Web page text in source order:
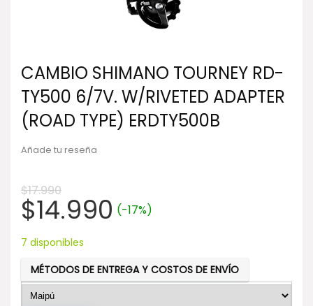
CAMBIO SHIMANO TOURNEY RD-
TY500 6/7V. W/RIVETED ADAPTER
(ROAD TYPE) ERDTY500B
Añade tu reseña
$17.990
El
precio
original
era:
$17.990.
$14.990El
es:
$14.990.
(-17%)
7 disponibles
MÉTODOS DE ENTREGA Y COSTOS DE ENVÍO